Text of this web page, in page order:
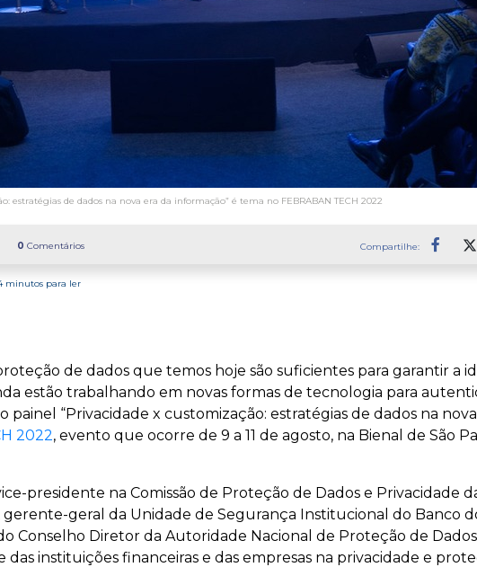
estratégias de dados na nova era da informação” é tema no FEBRABAN TECH 2022
0 Comentários Compartilhe:
minutos para ler
de dados que temos hoje são suficientes para garantir a
estão trabalhando em novas formas de tecnologia para
painel “Privacidade x customização: estratégias de dados na
2022, evento que ocorre de 9 a 11 de agosto, na Bienal de São
presidente na Comissão de Proteção de Dados e Privacidade
gerente-geral da Unidade de Segurança Institucional do Banco
Conselho Diretor da Autoridade Nacional de Proteção de
das instituições financeiras e das empresas na privacidade e